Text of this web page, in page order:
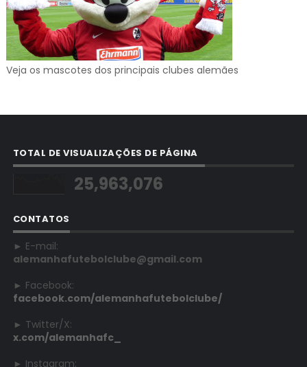
Veja os mascotes dos principais clubes alemães
TOTAL DE VISUALIZAÇÕES DE PÁGINA
25,963,076
CONTATOS
► E-mail:
alemanhafutebolclube@gmail.com
► Facebook:
facebook.com/alemanhafutebolclube/
► Twitter/X:
x.com/alemanhafc_
► Instagram: